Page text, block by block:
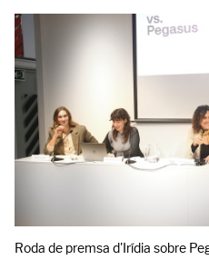
Roda de premsa d'Irídia sobre